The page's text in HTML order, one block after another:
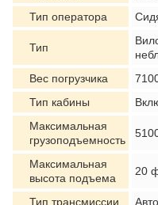
Тип оператора
Тип
Вес погрузчика
Тип кабины
Максимальная
грузоподъемность
Максимальная
высота подъема
20
Тип трансмиссии